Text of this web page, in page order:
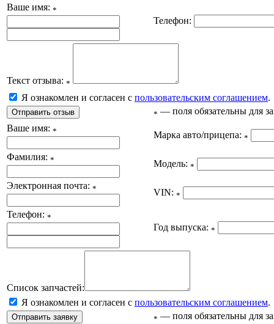
Ваше имя: *
Телефон:
Текст отзыва: *
Я ознакомлен и согласен с пользовательским соглашением.
* — поля обязательны для
Ваше имя: * Марка авто/прицепа: *
Фамилия: * Модель: *
Электронная почта: * VIN: *
Телефон: *
Год выпуска: *
Список запчастей:
Я ознакомлен и согласен с пользовательским соглашением.
* — поля обязательны для